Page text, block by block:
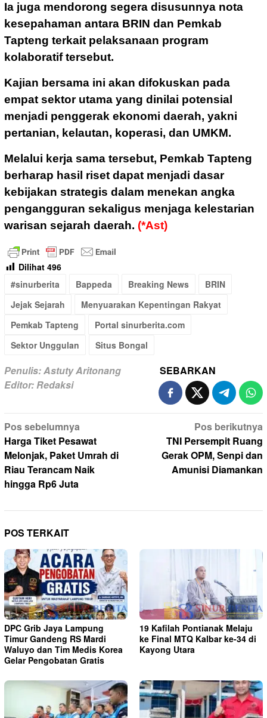
Ia juga mendorong segera disusunnya nota
kesepahaman antara BRIN dan Pemkab
Tapteng terkait pelaksanaan program
kolaboratif tersebut.
Kajian bersama ini akan difokuskan pada
empat sektor utama yang dinilai potensial
menjadi penggerak ekonomi daerah, yakni
pertanian, kelautan, koperasi, dan UMKM.
Melalui kerja sama tersebut, Pemkab Tapteng
berharap hasil riset dapat menjadi dasar
kebijakan strategis dalam menekan angka
pengangguran sekaligus menjaga kelestarian
warisan sejarah daerah. (*Ast)
Dilihat 496
#sinurberita
Bappeda Breaking News
BRIN
Jejak Sejarah
Menyuarakan Kepentingan Rakyat
Pemkab Tapteng
Portal sinurberita.com
Sektor Unggulan
Situs Bongal
Penulis: Astuty Aritonang
Editor: Redaksi
SEBARKAN
Navigasi
pos
Pos sebelumnya
Harga Tiket Pesawat
Melonjak, Paket Umrah di
Riau Terancam Naik
hingga Rp6 Juta
Pos berikutnya
TNI Persempit Ruang
Gerak OPM, Senpi dan
Amunisi Diamankan
POS TERKAIT
DPC Grib Jaya Lampung
Timur Gandeng RS Mardi
Waluyo dan Tim Medis Korea
Gelar Pengobatan Gratis
19 Kafilah Pontianak Melaju
ke Final MTQ Kalbar ke-34 di
Kayong Utara